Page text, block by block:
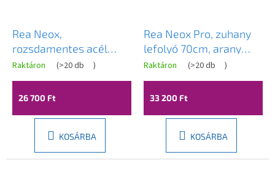
Rea Neox,
rozsdamentes acél
zuhanylefolyó 50 cm, 2
az 1-ben, matt réz, REA-
G4896
Raktáron (>20 db )
26 700 Ft
KOSÁRBA
Rea Neox Pro, zuhany
lefolyó 70cm, arany
matt, REA-G2702
Raktáron (>20 db )
33 200 Ft
KOSÁRBA